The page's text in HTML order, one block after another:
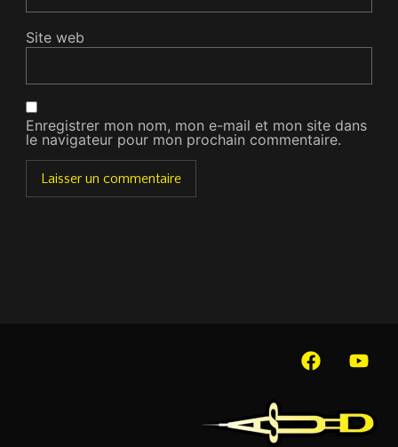
Site web
Enregistrer mon nom, mon e-mail et mon site dans
le navigateur pour mon prochain commentaire.